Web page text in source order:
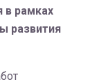
в рамках
развития